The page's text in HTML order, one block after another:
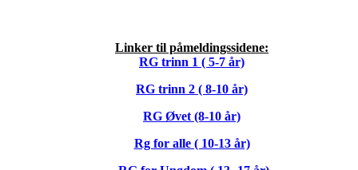
Linker til påmeldingssidene:
RG trinn 1 ( 5-7 år)
RG trinn 2 ( 8-10 år)
RG Øvet (8-10 år)
Rg for alle ( 10-13 år)